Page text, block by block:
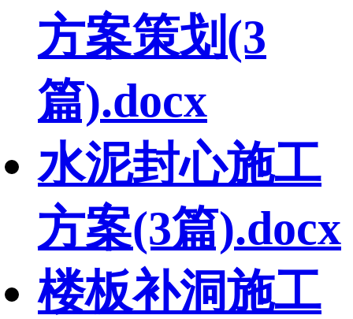
方案策划(3
篇).docx
水泥封心施工
方案(3篇).docx
楼板补洞施工